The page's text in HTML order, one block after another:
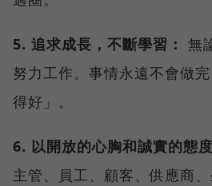
5. 追求成長，不斷學習： 無
努力工作。事情永遠不會做
得好」。
6. 以開放的心胸和誠實的態
主管、員工、顧客、供應商